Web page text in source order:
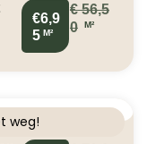
€6,9
5 M²
€56,5
0
M²
weg!